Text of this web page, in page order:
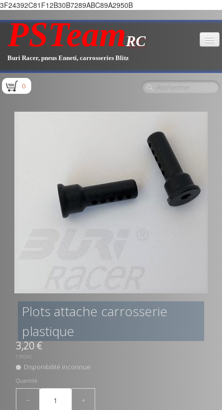
3F24392C81F12B30B7289ABC89A2950B
PSTeamRC
Buri Racer, pneus Enneti, carrosseries Blitz
Accueil
0
Plots attache carrosserie
plastique
3,20 €
13103-C
Disponibilité inconnue
Quantité
− +